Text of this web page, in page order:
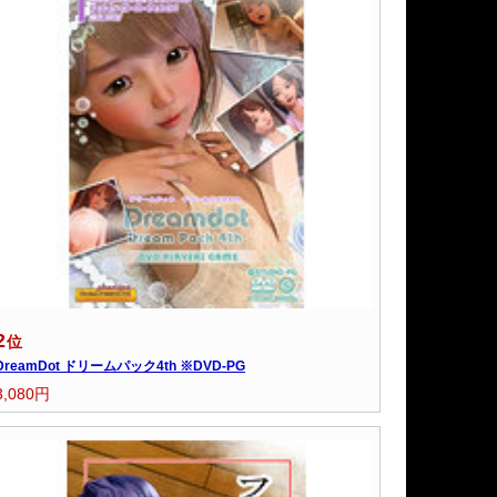
位
ドリームパック4th ※DVD-PG
円